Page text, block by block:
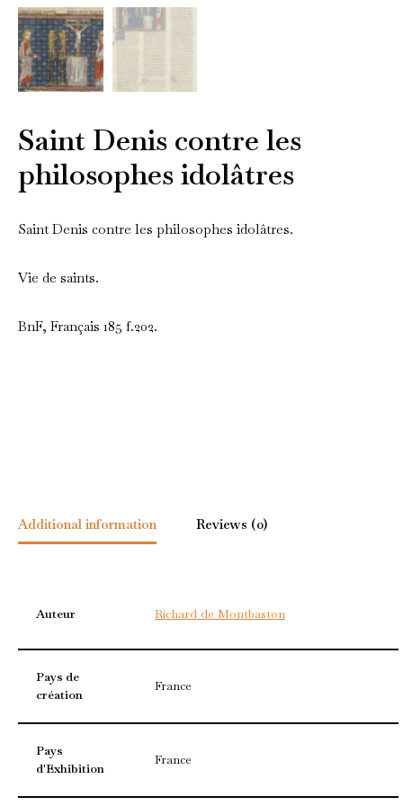
Saint Denis contre les
philosophes idolâtres
Saint Denis contre les philosophes idolâtres.
Vie de saints.
BnF, Français 185 f.202.
Additional information Reviews (0)
Auteur Richard de Montbaston
Pays de
création
France
Pays
d'Exhibition
France